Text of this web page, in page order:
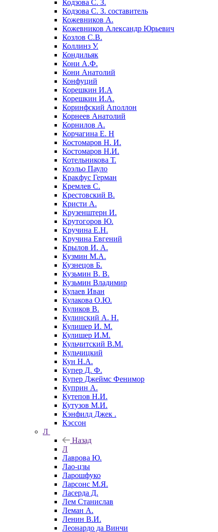
Кодзова С. З.
Кодзова С. З. составитель
Кожевников А.
Кожевников Александр Юрьевич
Козлов С.В.
Коллинз У.
Кондильяк
Кони А.Ф.
Кони Анатолий
Конфуций
Корешкин И.А
Корешкин И.А.
Коринфский Аполлон
Корнеев Анатолий
Корнилов А.
Корчагина Е. Н
Костомаров Н. И.
Костомаров Н.И.
Котельникова Т.
Коэльо Пауло
Кракфус Герман
Кремлев С.
Крестовский В.
Кристи А.
Крузенштерн И.
Крутогоров Ю.
Кручина Е.Н.
Кручина Евгений
Крылов И. А.
Кузмин М.А.
Кузнецов Б.
Кузьмин В. В.
Кузьмин Владимир
Кулаев Иван
Кулакова О.Ю.
Куликов В.
Кулинский А. Н.
Кулишер И. М.
Кулишер И.М.
Кульчитский В.М.
Кульчицкий
Кун Н.А.
Купер Д. Ф.
Купер Джеймс Фенимор
Куприн А.
Кутепов Н.И.
Кутузов М.И.
Кэнфилд Джек .
Кэссон
Л
Назад
Л
Лаврова Ю.
Лао-цзы
Ларошфуко
Ларсонс М.Я.
Ласерда Д.
Лем Станислав
Леман А.
Ленин В.И.
Леонардо да Винчи